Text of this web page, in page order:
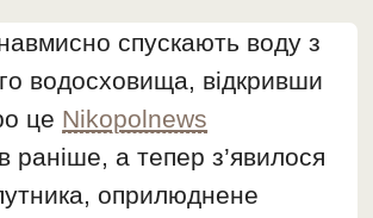
спускають воду з
водосховища, відкривши
це Nikopolnews
раніше, а тепер з’явилося
оприлюднене